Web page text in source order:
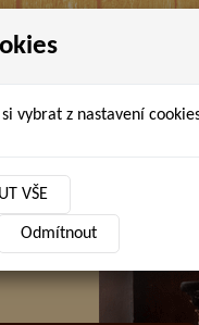
vybrat z nastavení
VŠE
Odmítnout